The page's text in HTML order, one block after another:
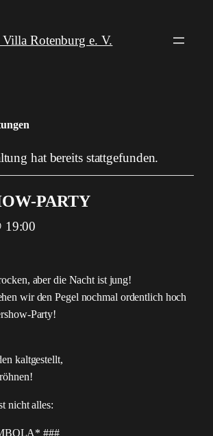
hat bereits stattgefunden.
PARTY
19:00
aber die Nacht ist jung!
wir den Pegel nochmal ordentlich hoch
Party!
kaltgestellt,
nicht alles:
###